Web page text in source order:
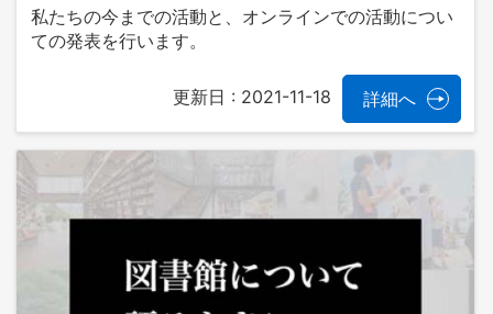
私たちの今までの活動と、オンラインでの活動につい
ての発表を行います。
更新日 : 2021-11-18 詳細へ